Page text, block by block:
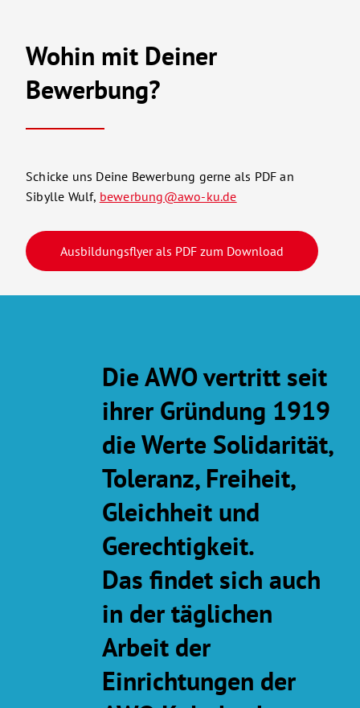
Wohin mit Deiner
Bewerbung?
Schicke uns Deine Bewerbung gerne als PDF an
Sibylle Wulf, bewerbung@awo-ku.de
Ausbildungsflyer als PDF zum Download
Die AWO vertritt seit
ihrer Gründung 1919
die Werte Solidarität,
Toleranz, Freiheit,
Gleichheit und
Gerechtigkeit.
Das findet sich auch
in der täglichen
Arbeit der
Einrichtungen der